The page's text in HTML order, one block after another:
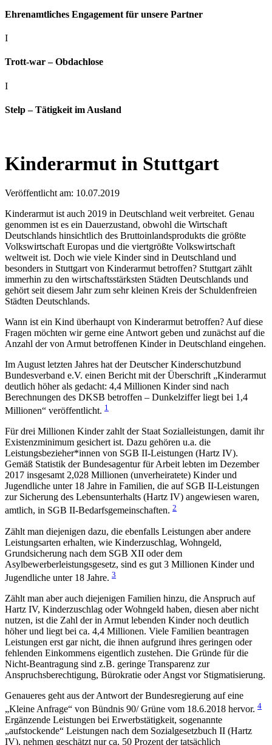
Ehrenamtliches Engagement für unsere Partner
I
Trott-war – Obdachlose
I
Stelp – Tätigkeit im Ausland
Kinderarmut in Stuttgart
Veröffentlicht am: 10.07.2019
Kinderarmut ist auch 2019 in Deutschland weit verbreitet. Genau
genommen ist es ein Dauerzustand, obwohl die Wirtschaft
Deutschlands hinsichtlich des Bruttoinlandsprodukts die größte
Volkswirtschaft Europas und die viertgrößte Volkswirtschaft
weltweit ist. Doch wie viele Kinder sind in Deutschland und
besonders in Stuttgart von Kinderarmut betroffen? Stuttgart zählt
immerhin zu den wirtschaftsstärksten Städten Deutschlands und
gehört seit diesem Jahr zum sehr kleinen Kreis der Schuldenfreien
Städten Deutschlands.
Wann ist ein Kind überhaupt von Kinderarmut betroffen? Auf diese
Fragen möchten wir gerne eine Antwort geben und zunächst auf die
Anzahl der von Armut betroffenen Kinder in Deutschland eingehen.
Im August letzten Jahres hat der Deutscher Kinderschutzbund
Bundesverband e.V. einen Bericht mit der Überschrift „Kinderarmut
deutlich höher als gedacht: 4,4 Millionen Kinder sind nach
Berechnungen des DKSB betroffen – Dunkelziffer liegt bei 1,4
Millionen“ veröffentlicht. 1
Für drei Millionen Kinder zahlt der Staat Sozialleistungen, damit ihr
Existenzminimum gesichert ist. Dazu gehören u.a. die
Leistungsbezieher*innen von SGB II-Leistungen (Hartz IV).
Gemäß Statistik der Bundesagentur für Arbeit lebten im Dezember
2017 insgesamt 2,028 Millionen (unverheiratete) Kinder und
Jugendliche unter 18 Jahre in Familien, die auf SGB II-Leistungen
zur Sicherung des Lebensunterhalts (Hartz IV) angewiesen waren,
amtlich, in SGB II-Bedarfsgemeinschaften. 2
Zählt man diejenigen dazu, die ebenfalls Leistungen aber andere
Leistungsarten erhalten, wie Kinderzuschlag, Wohngeld,
Grundsicherung nach dem SGB XII oder dem
Asylbewerberleistungsgesetz, sind es gut 3 Millionen Kinder und
Jugendliche unter 18 Jahre. 3
Zählt man aber auch diejenigen Familien hinzu, die Anspruch auf
Hartz IV, Kinderzuschlag oder Wohngeld haben, diesen aber nicht
nutzen, ist die Zahl der in Armut lebenden Kinder noch deutlich
höher und liegt bei ca. 4,4 Millionen. Viele Familien beantragen
Leistungen erst gar nicht, die ihnen aufgrund ihres geringen oder
fehlenden Einkommens eigentlich zustehen. Die Gründe für die
Nicht-Beantragung sind z.B. geringe Transparenz zur
Anspruchsberechtigung, Bürokratie oder Angst vor Stigmatisierung.
Genaueres geht aus der Antwort der Bundesregierung auf eine
„Kleine Anfrage“ von Bündnis 90/ Grüne vom 18.6.2018 hervor. 4
Ergänzende Leistungen bei Erwerbstätigkeit, sogenannte
„aufstockende“ Leistungen nach dem Sozialgesetzbuch II (Hartz
IV), nehmen geschätzt nur ca. 50 Prozent der tatsächlich